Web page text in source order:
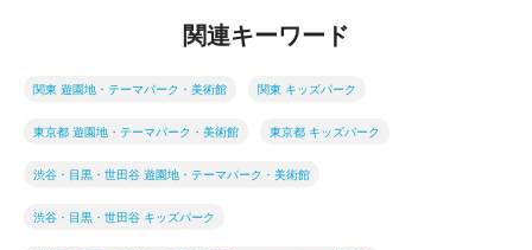
関連キーワード
関東 遊園地・テーマパーク・美術館 関東 キッズパーク
東京都 遊園地・テーマパーク・美術館 東京都 キッズパーク
渋谷・目黒・世田谷 遊園地・テーマパーク・美術館
渋谷・目黒・世田谷 キッズパーク